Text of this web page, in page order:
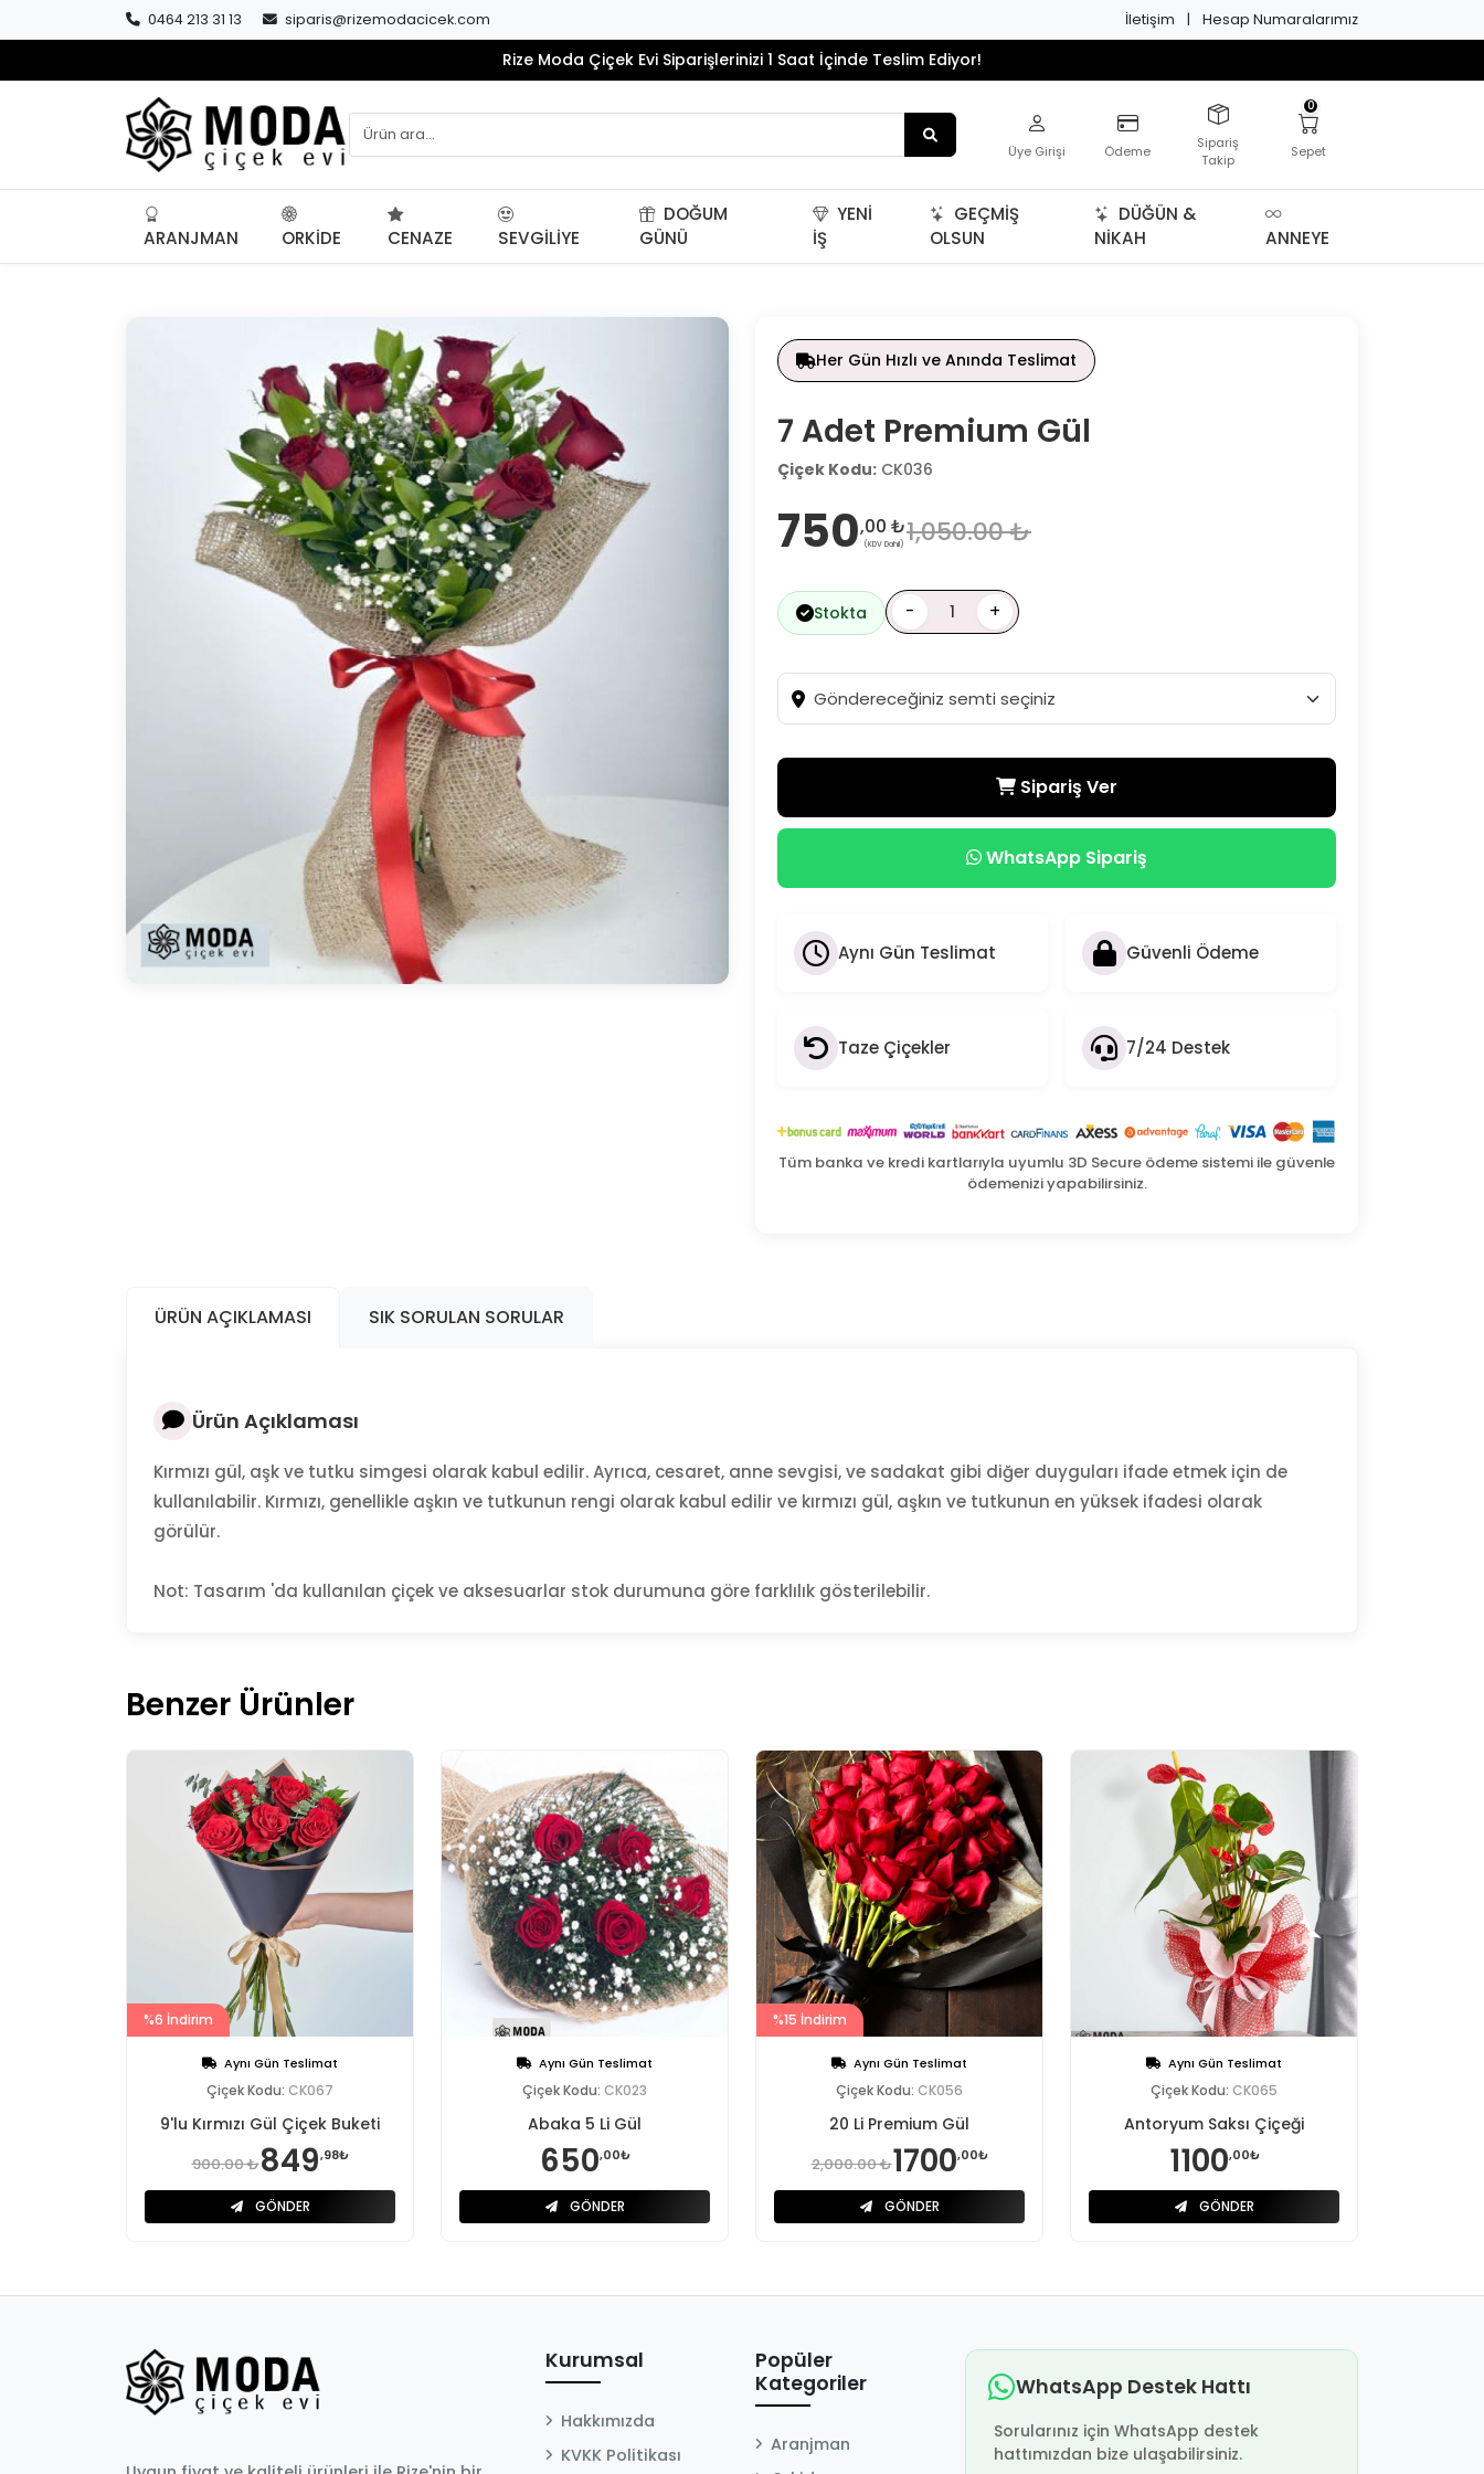
0464 213 31 13 siparis@rizemodacicek.com İletişim | Hesap Numaralarımız
Rize Moda Çiçek Evi Siparişlerinizi 1 Saat İçinde Teslim Ediyor!
Üye Girişi Ödeme
Sipariş
Takip
Sepet
0
ARANJMAN ORKIDE CENAZE SEVGILIYE
DOĞUM
GÜNÜ
YENI
İŞ
GEÇMIŞ
OLSUN
DÜĞÜN &
NIKAH
ANNEYE
Her Gün Hızlı ve Anında Teslimat
7 Adet Premium Gül
Çiçek Kodu: CK036
750,00 ₺
(KDV Dahil) 1,050.00 ₺
Stokta - +
Sipariş Ver
WhatsApp Sipariş
Aynı Gün Teslimat Güvenli Ödeme
Taze Çiçekler 7/24 Destek
Tüm banka ve kredi kartlarıyla uyumlu 3D Secure ödeme sistemi ile güvenle
ödemenizi yapabilirsiniz.
ÜRÜN AÇIKLAMASI SIK SORULAN SORULAR
Ürün Açıklaması
Kırmızı gül, aşk ve tutku simgesi olarak kabul edilir. Ayrıca, cesaret, anne sevgisi, ve sadakat gibi diğer duyguları ifade etmek için de
kullanılabilir. Kırmızı, genellikle aşkın ve tutkunun rengi olarak kabul edilir ve kırmızı gül, aşkın ve tutkunun en yüksek ifadesi olarak
görülür.
Not: Tasarım 'da kullanılan çiçek ve aksesuarlar stok durumuna göre farklılık gösterilebilir.
Benzer Ürünler
%6 İndirim
Aynı Gün Teslimat
Çiçek Kodu: CK067
9'lu Kırmızı Gül Çiçek Buketi
900.00 ₺849,98₺
GÖNDER
Aynı Gün Teslimat
Çiçek Kodu: CK023
Abaka 5 Li Gül
650,00₺
GÖNDER
%15 İndirim
Aynı Gün Teslimat
Çiçek Kodu: CK056
20 Li Premium Gül
2,000.00 ₺1700,00₺
GÖNDER
Aynı Gün Teslimat
Çiçek Kodu: CK065
Antoryum Saksı Çiçeği
1100,00₺
GÖNDER
Kurumsal
Hakkımızda
KVKK Politikası
Popüler
Kategoriler
Aranjman
WhatsApp Destek Hattı
Sorularınız için WhatsApp destek
hattımızdan bize ulaşabilirsiniz.